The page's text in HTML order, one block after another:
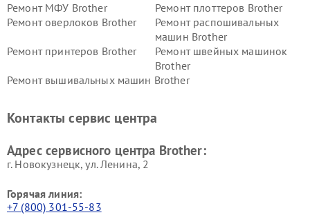
Ремонт МФУ Brother
Ремонт плоттеров Brother
Ремонт оверлоков Brother
Ремонт распошивальных
машин Brother
Ремонт принтеров Brother
Ремонт швейных машинок
Brother
Ремонт вышивальных машин Brother
Контакты сервис центра
Адрес сервисного центра Brother:
г. Новокузнецк, ул. Ленина, 2
Горячая линия:
+7 (800) 301-55-83